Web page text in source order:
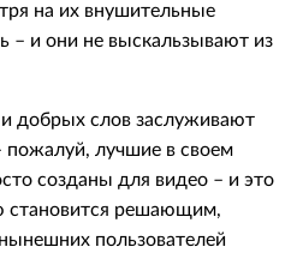
на их внушительные
– и они не выскальзывают из
добрых слов заслуживают
пожалуй, лучшие в своем
созданы для видео – и это
становится решающим,
пользователей